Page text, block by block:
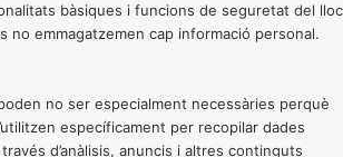
bàsiques i funcions de seguretat del lloc
no emmagatzemen cap informació personal.
no ser especialment necessàries perquè
específicament per recopilar dades
d’anàlisis, anuncis i altres continguts